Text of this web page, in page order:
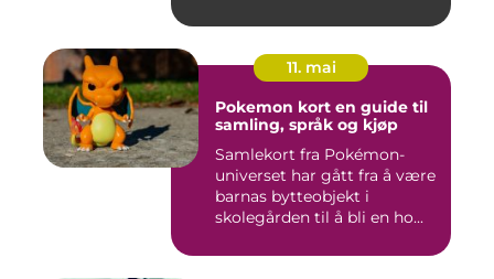
11. mai
Pokemon kort en guide til
samling, språk og kjøp
Samlekort fra Pokémon-
universet har gått fra å være
barnas bytteobjekt i
skolegården til å bli en ho...